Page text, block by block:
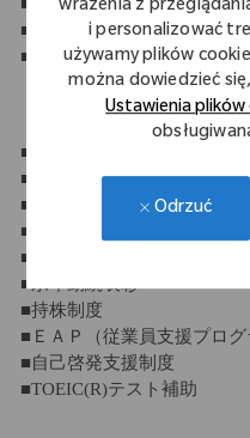
wrażenia z
i personalizować
używamy plików
można dowiedzieć
Ustawienia plików
Odrzuć
■有給休暇（10日～21日）
■産休・育休制度
■社会保険完備
■退職金制度
■団体保険
■定期健康診断
■財形貯蓄制度
■永年勤続表彰
■持株制度
■ＥＡＰ（従業員支援プログ
■自己啓発支援制度
■TOEIC(R)テスト補助